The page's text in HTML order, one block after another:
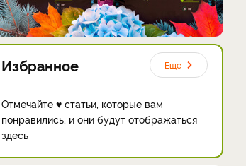
Избранное Еще
Отмечайте ♥ статьи, которые вам
понравились, и они будут отображаться
здесь